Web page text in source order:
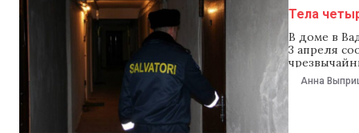
Тела
В доме в
3 апреля
Анна